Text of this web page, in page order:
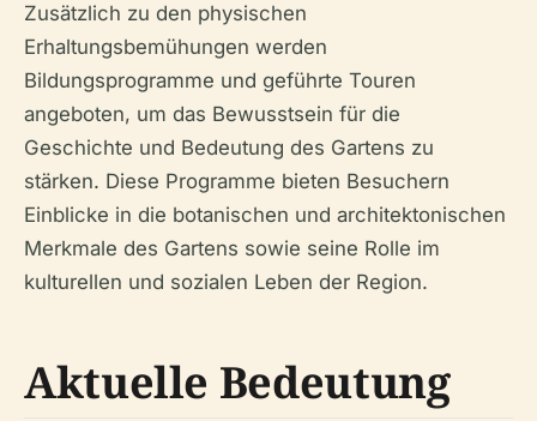
Zusätzlich zu den physischen
Erhaltungsbemühungen werden
Bildungsprogramme und geführte Touren
angeboten, um das Bewusstsein für die
Geschichte und Bedeutung des Gartens zu
stärken. Diese Programme bieten Besuchern
Einblicke in die botanischen und architektonischen
Merkmale des Gartens sowie seine Rolle im
kulturellen und sozialen Leben der Region.
Aktuelle Bedeutung